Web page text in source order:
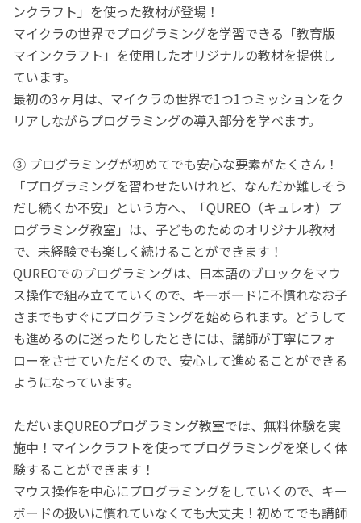
ンクラフト」を使った教材が登場！
マイクラの世界でプログラミングを学習できる「教育版
マインクラフト」を使用したオリジナルの教材を提供し
ています。
最初の3ヶ月は、マイクラの世界で1つ1つミッションをク
リアしながらプログラミングの導入部分を学べます。
③ プログラミングが初めてでも安心な要素がたくさん！
「プログラミングを習わせたいけれど、なんだか難しそう
だし続くか不安」という方へ、「QUREO（キュレオ）プ
ログラミング教室」は、子どものためのオリジナル教材
で、未経験でも楽しく続けることができます！
QUREOでのプログラミングは、日本語のブロックをマウ
ス操作で組み立てていくので、キーボードに不慣れなお子
さまでもすぐにプログラミングを始められます。どうして
も進めるのに迷ったりしたときには、講師が丁寧にフォ
ローをさせていただくので、安心して進めることができる
ようになっています。
ただいまQUREOプログラミング教室では、無料体験を実
施中！マインクラフトを使ってプログラミングを楽しく体
験することができます！
マウス操作を中心にプログラミングをしていくので、キー
ボードの扱いに慣れていなくても大丈夫！初めてでも講師